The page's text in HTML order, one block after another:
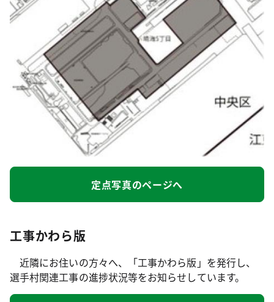
定点写真のページへ
工事かわら版
近隣にお住いの方々へ、「工事かわら版」を発行し、
選手村関連工事の進捗状況等をお知らせしています。